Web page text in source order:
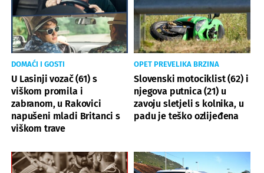
DOMAĆI I GOSTI
U Lasinji vozač (61) s
viškom promila i
zabranom, u Rakovici
napušeni mladi Britanci s
viškom trave
OPET PREVELIKA BRZINA
Slovenski motociklist (62) i
njegova putnica (21) u
zavoju sletjeli s kolnika, u
padu je teško ozlijeđena